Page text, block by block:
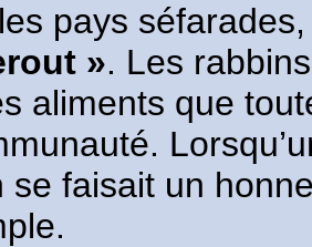
pays séfarades,
». Les
aliments que
se faisait un